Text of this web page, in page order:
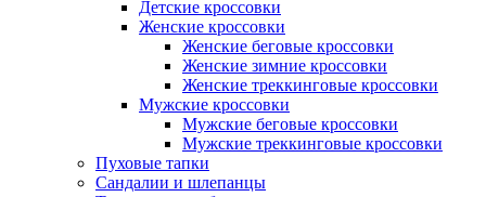
Детские кроссовки
Женские кроссовки
Женские беговые кроссовки
Женские зимние кроссовки
Женские треккинговые кроссовки
Мужские кроссовки
Мужские беговые кроссовки
Мужские треккинговые кроссовки
Пуховые тапки
Сандалии и шлепанцы